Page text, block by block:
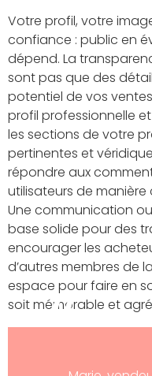
Votre profil, votre
confiance : public en
dépend. La
sont pas que des
potentiel de vos
profil professionnelle
les sections de votre
pertinentes et
répondre aux
utilisateurs de
Une communication
base solide pour des
encourager les
d’autres membres de
espace pour faire en
soit mémorable et